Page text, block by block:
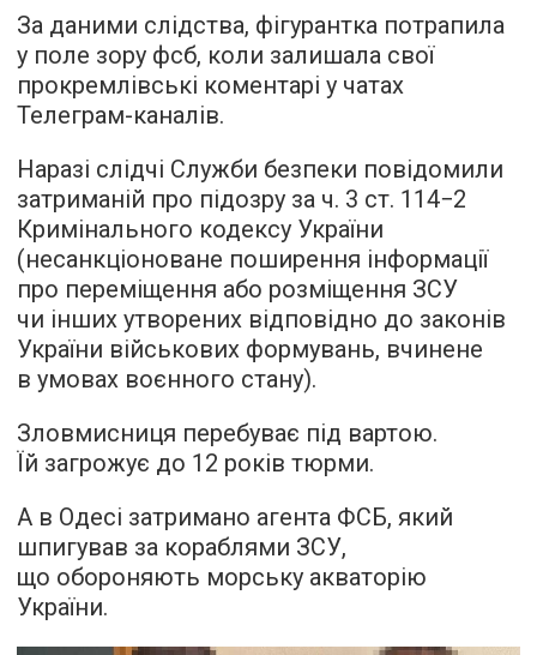
За даними слідства, фігурантка потрапила
у поле зору фсб, коли залишала свої
прокремлівські коментарі у чатах
Телеграм-каналів.
Наразі слідчі Служби безпеки повідомили
затриманій про підозру за ч. 3 ст. 114−2
Кримінального кодексу України
(несанкціоноване поширення інформації
про переміщення або розміщення ЗСУ
чи інших утворених відповідно до законів
України військових формувань, вчинене
в умовах воєнного стану).
Зловмисниця перебуває під вартою.
Їй загрожує до 12 років тюрми.
А в Одесі затримано агента ФСБ, який
шпигував за кораблями ЗСУ,
що обороняють морську акваторію
України.